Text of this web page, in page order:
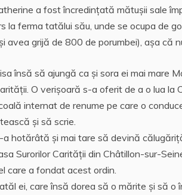
a fost încredinţată mătuşii sale
la ferma tatălui său, unde se ocupa de
avea grijă de 800 de porumbei), aşa că
însă să ajungă ca şi sora ei mai mare
O verişoară s-a oferit de a o lua la
internat de renume pe care o
și să scrie.
a hotărâtă şi mai tare să devină
Surorilor Carității din Châtillon-sur-
care a fondat acest ordin.
ei, care însă dorea să o mărite și să